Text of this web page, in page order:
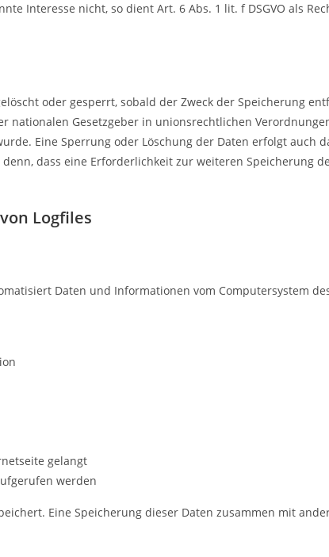
Interesse nicht, so dient Art. 6 Abs. 1 lit. f DSGVO als
oder gesperrt, sobald der Zweck der Speicherung
Gesetzgeber in unionsrechtlichen
Eine Sperrung oder Löschung der Daten erfolgt auch
dass eine Erforderlichkeit zur weiteren Speicherung
Logfiles
Daten und Informationen vom Computersystem
gelangt
werden
Eine Speicherung dieser Daten zusammen mit